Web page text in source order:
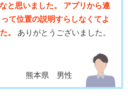
と思いました。 アプリから連
て位置の説明すらしなくてよ
。 ありがとうございました。
熊本県 男性